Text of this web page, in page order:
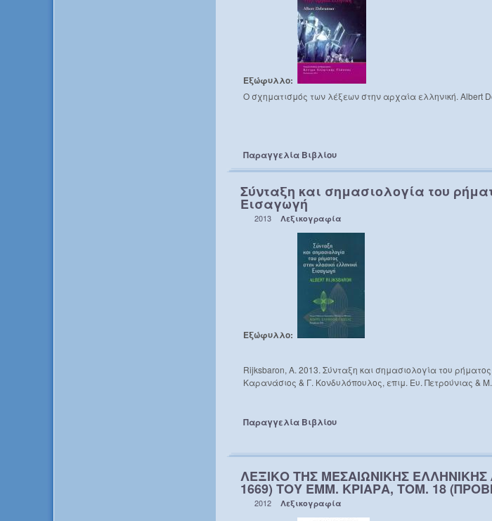
Εξώφυλλο:
Ο σχηματισμός των λέξεων στην αρχαία ελληνική. Albert
Παραγγελία Βιβλίου
Σύνταξη και σημασιολογία του
Εισαγωγή
2013 Λεξικογραφία
Εξώφυλλο:
Rijksbaron, A. 2013. Σύνταξη και σημασιολογία του
Καρανάσιος & Γ. Κονδυλόπουλος, επιμ. Ευ. Πετρούνιας &
Παραγγελία Βιβλίου
ΛΕΞΙΚΟ ΤΗΣ ΜΕΣΑΙΩΝΙΚΗΣ
1669) ΤΟΥ ΕΜΜ. ΚΡΙΑΡΑ, ΤΟΜ. 18
2012 Λεξικογραφία